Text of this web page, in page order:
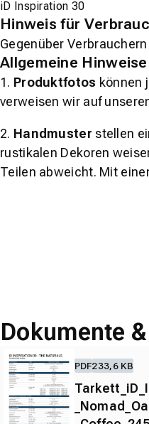
iD Inspiration 30
Hinweis für
Gegenüber
Allgemeine Hinweise
1. Produktfotos können
verweisen wir auf
2. Handmuster stellen
rustikalen Dekoren
Teilen abweicht. Mit
Dokumente
PDF233,6 KB